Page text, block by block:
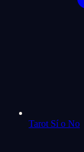
Tarot Sí o No